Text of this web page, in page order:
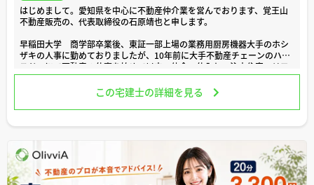
はじめまして。愛知県を中心に不動産仲介業を営んでおります、覚王山
不動産販売の、代表取締役の石原靖也と申します。
早稲田大学 商学部卒業後、東証一部上場の業務用厨房機器大手のホシ
ザキの人事に勤めておりましたが、10年前に大手不動産チェーンのハウ
スドゥにて不動産の仕事を始めて以来、仲介、仕入れ、注文住宅、リフ
ォーム等、住まいに関する業務を幅広く経験して参りました。
お陰様で、ご紹介客様が多く、自分で覚王山不動産販売という会社設立
にいたりました。
また、ハウスメーカーさんのご紹介により、土地から注文住宅のお手伝
いでトヨタ系のお客様を中心に東海３県で幅広く土地の仲介もさせてい
ただいております。
この宅建士の詳細を見る